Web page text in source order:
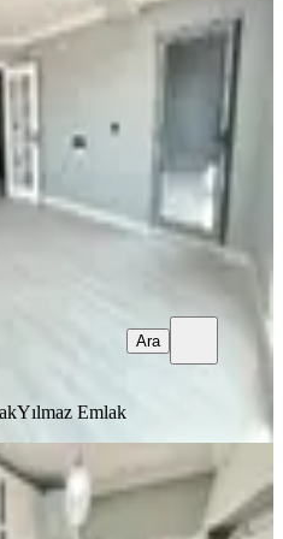
5. Kat ·08.08.2026
Yılmaz Emlak
Ara
Cadde Üzeri Full Yapılı
Emlak